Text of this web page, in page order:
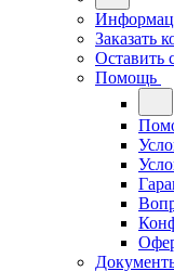
Заказать
Оставить
Помощь